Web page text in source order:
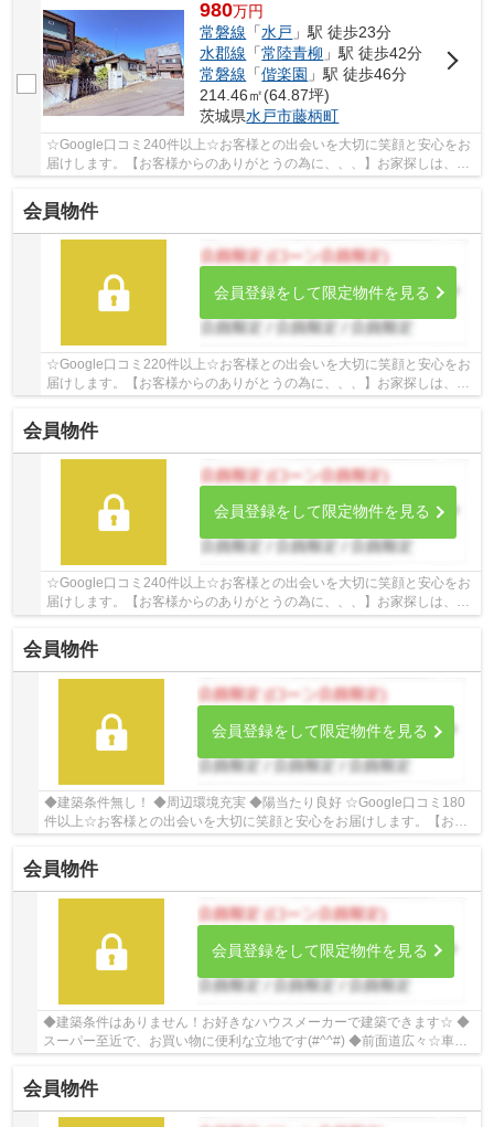
980万円
常磐線 「水戸 」駅 徒歩23分
水郡線 「常陸青柳 」駅 徒歩42分
常磐線 「偕楽園 」駅 徒歩46分
214.46㎡(64.87坪)
茨城県水戸市藤柄町
☆Google口コミ240件以上☆お客様との出会いを大切に笑顔と安心をお
届けします。【お客様からのありがとうの為に、、、】お家探しは、ひ
会員物件
会員登録をして限定物件を見る
☆Google口コミ220件以上☆お客様との出会いを大切に笑顔と安心をお
届けします。【お客様からのありがとうの為に、、、】お家探しは、ひ
だまりハウスにご相談ください！
会員物件
会員登録をして限定物件を見る
☆Google口コミ240件以上☆お客様との出会いを大切に笑顔と安心をお
届けします。【お客様からのありがとうの為に、、、】お家探しは、ひ
だまりハウスにご相談ください！
会員物件
会員登録をして限定物件を見る
◆建築条件無し！ ◆周辺環境充実 ◆陽当たり良好 ☆Google口コミ180
件以上☆お客様との出会いを大切に笑顔と安心をお届けします。【お客
会員物件
会員登録をして限定物件を見る
◆建築条件はありません！お好きなハウスメーカーで建築できます☆ ◆
スーパー至近で、お買い物に便利な立地です(#^^#) ◆前面道広々☆車の
会員物件